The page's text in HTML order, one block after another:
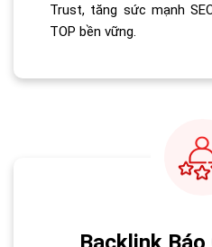
Trust, tăng sức mạnh
TOP bền vững.